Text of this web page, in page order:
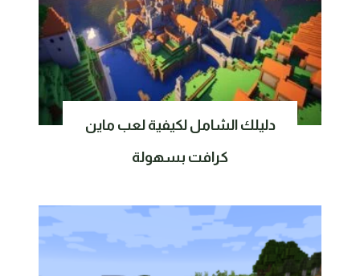
دليلك الشامل لكيفية لعب ماين
كرافت بسهولة